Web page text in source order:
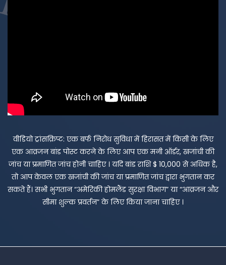
वीडियो ट्रांसक्रिप्ट: एक बर्फ निरोध सुविधा में हिरासत में किसी के लिए
एक आव्रजन बांड पोस्ट करने के लिए आप एक मनी ऑर्डर, खजांची की
जांच या प्रमाणित जांच होनी चाहिए । यदि बांड राशि $ 10,000 से अधिक है,
तो आप केवल एक खजांची की जांच या प्रमाणित जांच द्वारा भुगतान कर
सकते हैं। सभी भुगतान “अमेरिकी होमलैंड सुरक्षा विभाग” या “आव्रजन और
सीमा शुल्क प्रवर्तन” के लिए किया जाना चाहिए ।